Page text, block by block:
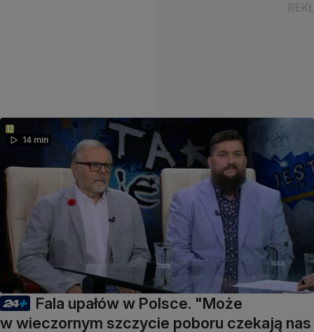
14 min
Fala upałów w Polsce. "Może
w wieczornym szczycie poboru czekają nas